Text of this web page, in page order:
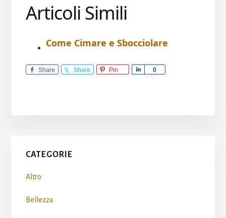
Articoli Simili
Come Cimare e Sbocciolare
Share Share Pin 0
Primary
Sidebar
CATEGORIE
Altro
Bellezza